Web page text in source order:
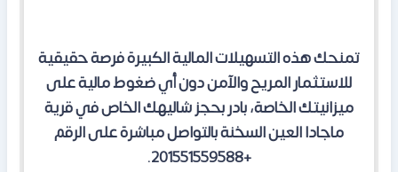
تمنحك هذه التسهيلات المالية الكبيرة فرصة حقيقية
للاستثمار المريح والآمن دون أي ضغوط مالية على
ميزانيتك الخاصة،بادر بحجز شاليهك الخاص في قرية
ماجادا العين السخنة بالتواصل مباشرة على الرقم
+201551559588
.